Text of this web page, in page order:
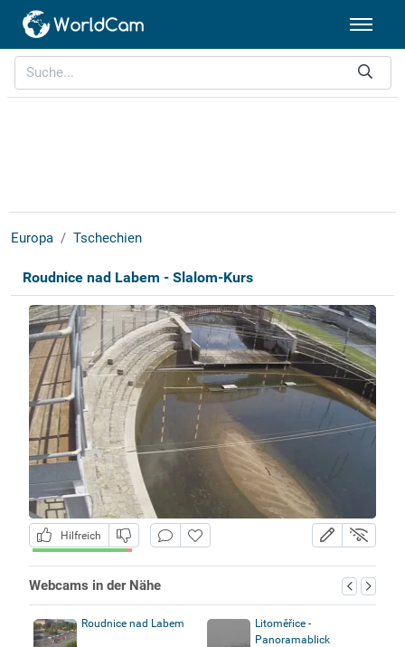
Europa Tschechien
Roudnice nad Labem - Slalom-Kurs
Hilfreich
Webcams in der Nähe
Roudnice nad Labem
Litoměřice -
Panoramablick